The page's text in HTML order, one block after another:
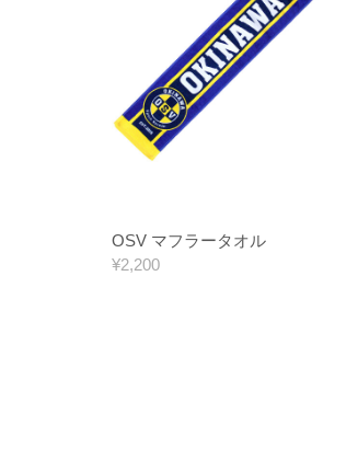
OSV マフラータオル
¥2,200